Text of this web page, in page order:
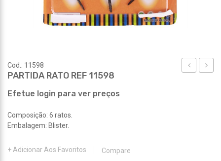
Cod.: 11598
PARTIDA RATO REF 11598
Efetue login para ver preços
Composição: 6 ratos.
Embalagem: Blister.
Adicionar Aos Favoritos Compare